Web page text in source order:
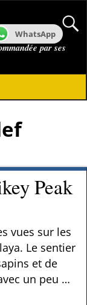
par ses
Peak
vues sur les
Le sentier
et de
un peu …
WhatsApp